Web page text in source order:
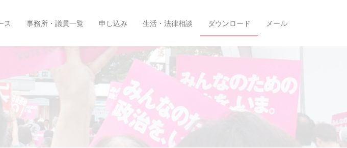
ス 事務所・議員一覧 申し込み 生活・法律相談 ダウンロード メール